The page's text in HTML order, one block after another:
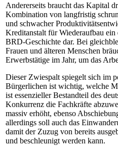
Andererseits braucht das Kapital
Kombination von langfristig
und schwacher
Kreditanstalt für Wiederaufbau
BRD-Geschichte dar. Bei
Frauen und älteren Menschen
Erwerbstätige im Jahr, um das
Dieser Zwiespalt spiegelt sich im
Bürgerlichen ist wichtig, welche
ist essenzieller Bestandteil des
Konkurrenz die Fachkräfte
massiv erhöht, ebenso
allerdings soll auch das
damit der Zuzug von bereits
und beschleunigt werden kann.